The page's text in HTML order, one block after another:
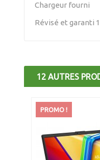
Chargeur fourni
Révisé et garanti
12 AUTRES
PROMO !